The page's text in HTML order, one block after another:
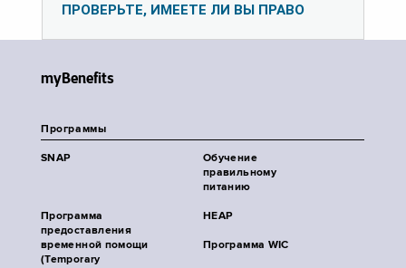
ПРОВЕРЬТЕ, ИМЕЕТЕ ЛИ ВЫ ПРАВО
myBenefits
Программы
SNAP
Обучение
правильному
питанию
Программа
предоставления
временной помощи
(Temporary
HEAP
Программа WIC